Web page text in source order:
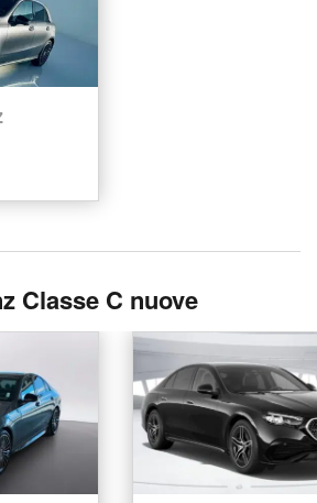
Classe C nuove